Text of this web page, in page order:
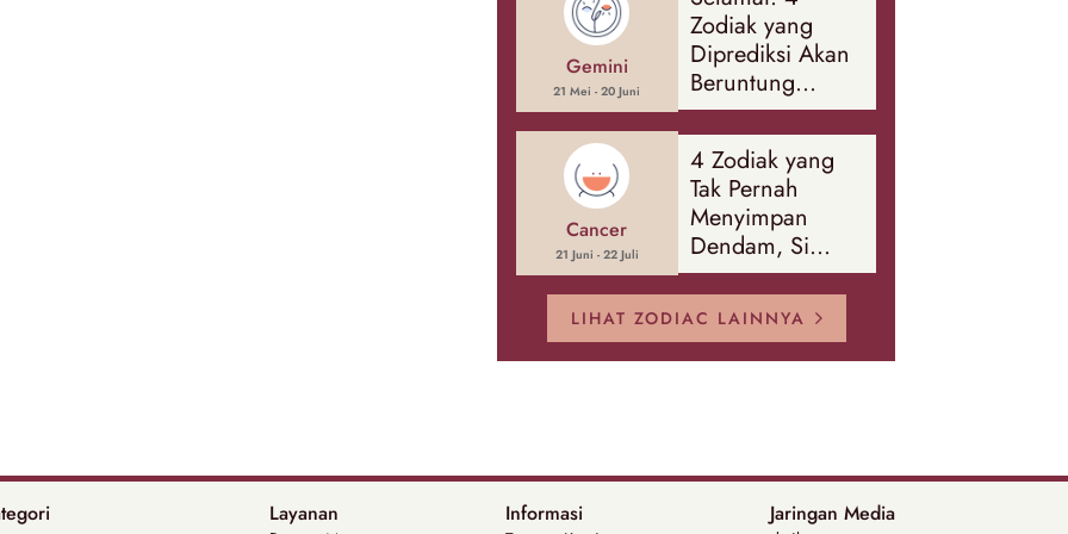
Gemini
21 Mei - 20 Juni
Zodiak yang
Diprediksi Akan
Beruntung
Sepanjang
Agustus 2026
Cancer
21 Juni - 22 Juli
4 Zodiak yang
Tak Pernah
Menyimpan
Dendam, Si
Paling Mudah
Memaafkan!
LIHAT ZODIAC LAINNYA
Layanan Informasi Jaringan Media